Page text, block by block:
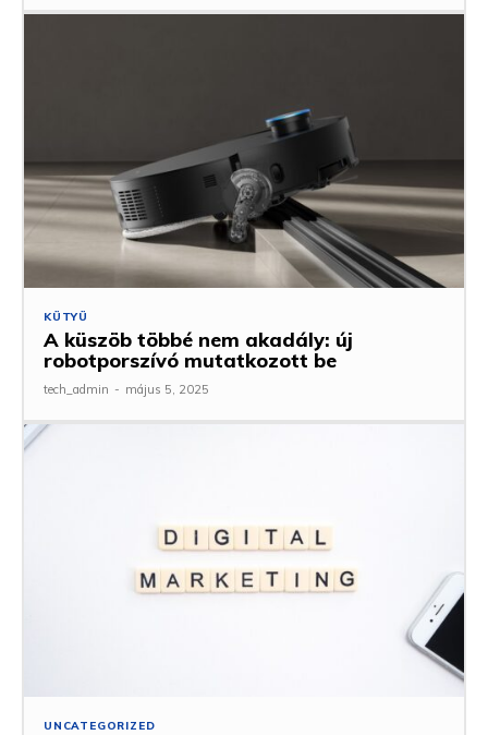
KÜTYÜ
A küszöb többé nem akadály: új
robotporszívó mutatkozott be
tech_admin - május 5, 2025
UNCATEGORIZED